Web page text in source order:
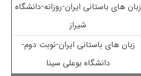
زبان های باستانی ایران-روزانه-دانشگاه
شیراز
زبان های باستانی ایران-نوبت دوم-
دانشگاه بوعلی سینا